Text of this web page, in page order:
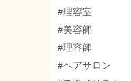
#理容室
#美容師
#理容師
#ヘアサロン